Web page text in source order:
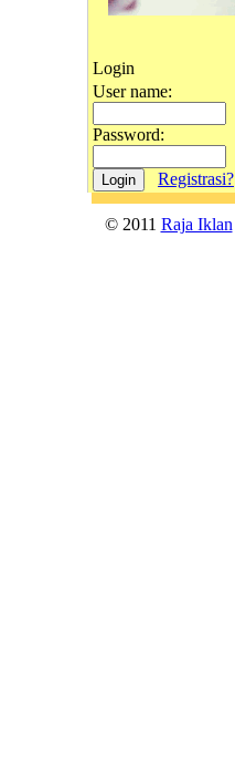
Login
User name:
Password:
Registrasi?
© 2011 Raja Iklan